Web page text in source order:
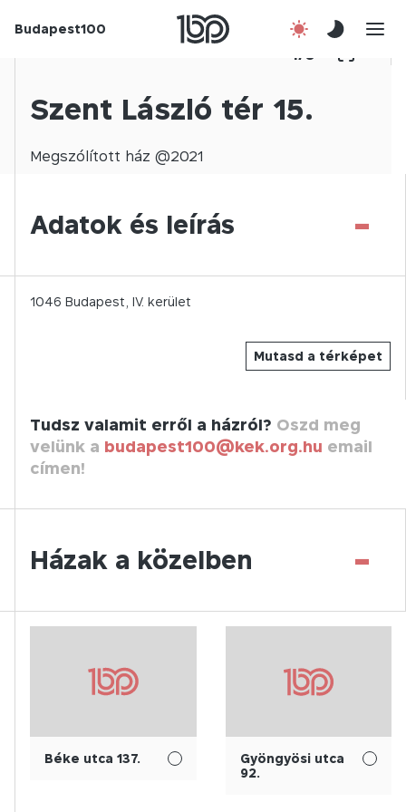
Budapest100
Csatlakozz!
1/ 0
Szent László tér 15.
Megszólított ház @2021
Adatok és leírás -
Mutasd a térképet
1046 Budapest, IV. kerület
Tudsz valamit erről a házról? Oszd meg
velünk a budapest100@kek.org.hu email
címen!
Házak a közelben -
Béke utca 137.
Gyöngyösi utca
92.